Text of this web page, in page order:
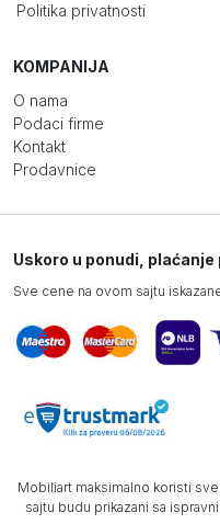
Politika privatnosti
KOMPANIJA
O nama
Podaci firme
Kontakt
Prodavnice
Uskoro u ponudi,
Sve cene na ovom sajtu
Mobiliart maksimalno koristi
sajtu budu prikazani sa